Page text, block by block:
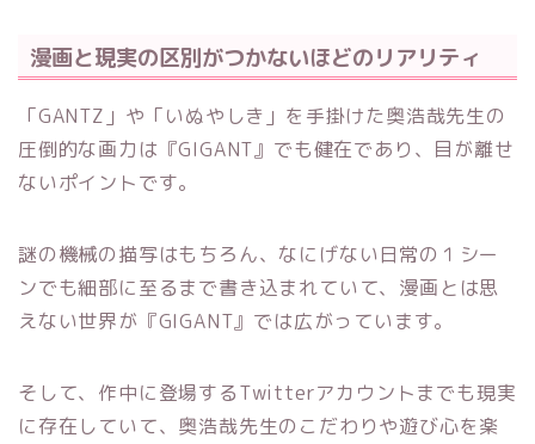
漫画と現実の区別がつかないほどのリアリティ
「GANTZ」や「いぬやしき」を手掛けた奥浩哉先生の
圧倒的な画力は『GIGANT』でも健在であり、目が離せ
ないポイントです。
謎の機械の描写はもちろん、なにげない日常の１シー
ンでも細部に至るまで書き込まれていて、漫画とは思
えない世界が『GIGANT』では広がっています。
そして、作中に登場するTwitterアカウントまでも現実
に存在していて、奥浩哉先生のこだわりや遊び心を楽